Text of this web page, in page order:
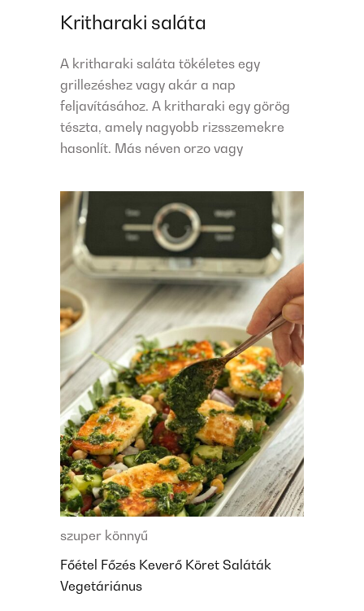
Kritharaki saláta
A kritharaki saláta tökéletes egy
grillezéshez vagy akár a nap
feljavításához. A kritharaki egy görög
tészta, amely nagyobb rizsszemekre
hasonlít. Más néven orzo vagy
szuper könnyű
Főétel Főzés Keverő Köret Saláták
Vegetáriánus